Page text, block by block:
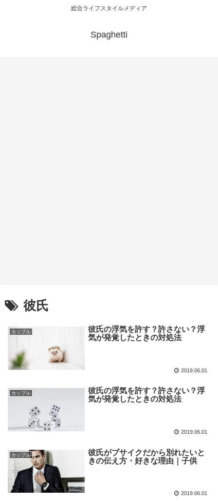
総合ライフスタイルメディア
Spaghetti
彼氏
カップル
彼氏の浮気を許す？許さない？浮
気が発覚したときの対処法
2019.06.01
カップル
彼氏の浮気を許す？許さない？浮
気が発覚したときの対処法
2019.06.01
カップル
彼氏がブサイクだから別れたいと
きの伝え方・好きな理由｜子供
2019.06.01